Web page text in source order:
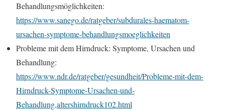
Behandlungsmöglichkeiten:
https://www.sanego.de/ratgeber/subdurales-haematom-
ursachen-symptome-behandlungsmoeglichkeiten
Probleme mit dem Hirndruck: Symptome, Ursachen und
Behandlung:
https://www.ndr.de/ratgeber/gesundheit/Probleme-mit-dem-
Hirndruck-Symptome-Ursachen-und-
Behandlung,altershirndruck102.html